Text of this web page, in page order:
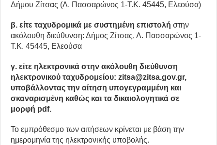
Δήμου Ζίτσας (Λ. Πασσαρώνος 1-Τ.Κ. 45445, Ελεούσα)
β. είτε ταχυδρομικά με συστημένη επιστολήστην
ακόλουθη διεύθυνση: Δήμος Ζίτσας, Λ. Πασσαρώνος 1-
Τ.Κ. 45445, Ελεούσα
γ. είτε ηλεκτρονικά στην ακόλουθη διεύθυνση
ηλεκτρονικού ταχυδρομείου: zitsa@zitsa.gov.gr,
υποβάλλοντας την αίτηση υπογεγραμμένη και
σκαναρισμένη καθώς και τα δικαιολογητικά σε
μορφή pdf.
Το εμπρόθεσμο των αιτήσεων κρίνεται με βάση την
ημερομηνία της ηλεκτρονικής υποβολής.